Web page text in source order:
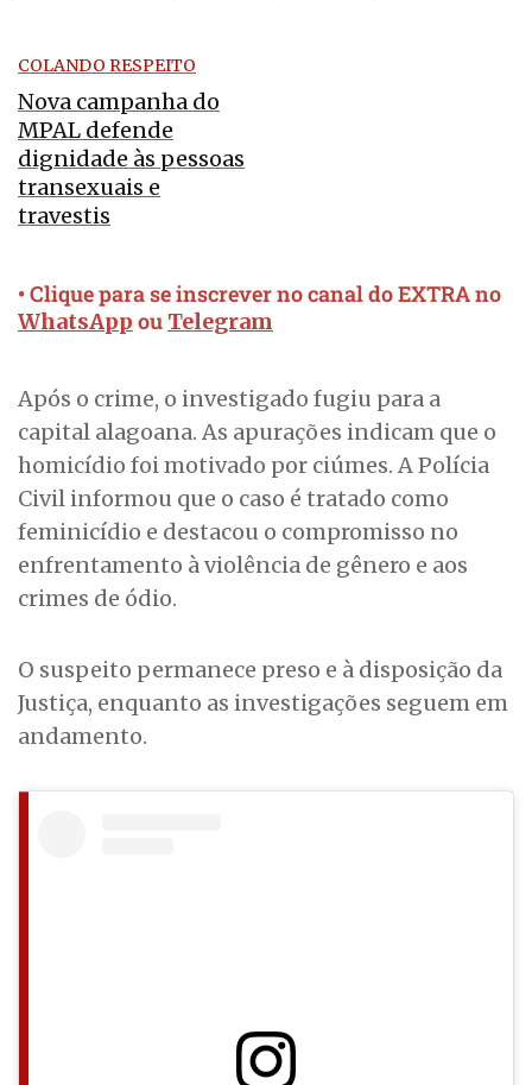
COLANDO RESPEITO
Nova campanha do
MPAL defende
dignidade às pessoas
transexuais e
travestis
• Clique para se inscrever no canal do EXTRA no
WhatsApp ou Telegram
Após o crime, o investigado fugiu para a
capital alagoana. As apurações indicam que o
homicídio foi motivado por ciúmes. A Polícia
Civil informou que o caso é tratado como
feminicídio e destacou o compromisso no
enfrentamento à violência de gênero e aos
crimes de ódio.
O suspeito permanece preso e à disposição da
Justiça, enquanto as investigações seguem em
andamento.